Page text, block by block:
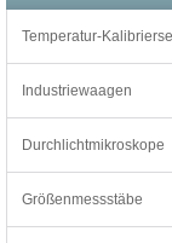
Temperatur-
Industriewaagen
Durchlichtmikroskope
Größenmessstäbe